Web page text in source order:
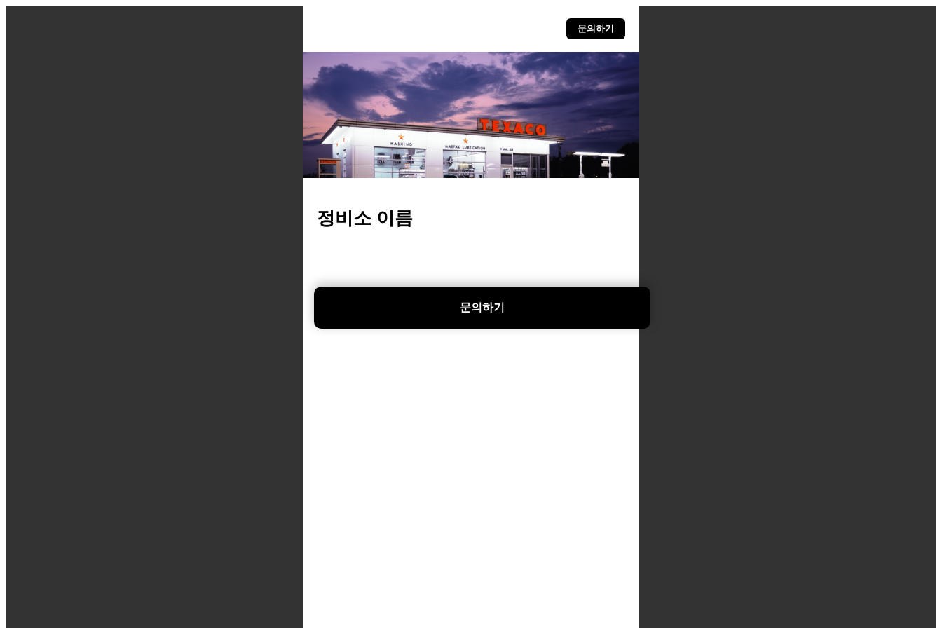
문의하기
정비소 이름
문의하기